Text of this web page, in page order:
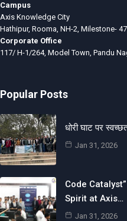
Campus
Axis Knowledge City
Hathipur, Rooma, NH-2, Milestone-
Corporate Office
117/ H-1/264, Model Town, Pandu
Popular Posts
धोरी घाट पर
Jan 31, 2026
Code
Spirit at Axis…
Jan 31, 2026